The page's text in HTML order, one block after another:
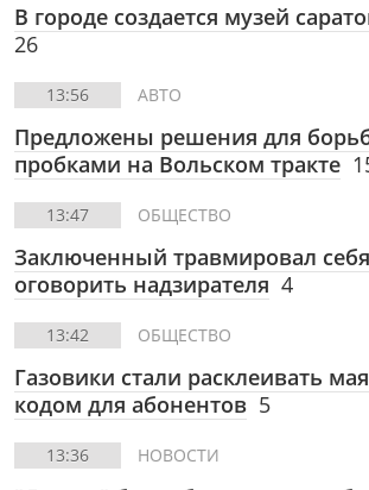
В городе создается музей
26
13:56 АВТО
Предложены решения для
пробками на Вольском тракте
13:47 ОБЩЕСТВО
Заключенный травмировал
оговорить надзирателя 4
13:42 ОБЩЕСТВО
Газовики стали расклеивать
кодом для абонентов 5
13:36 НОВОСТИ